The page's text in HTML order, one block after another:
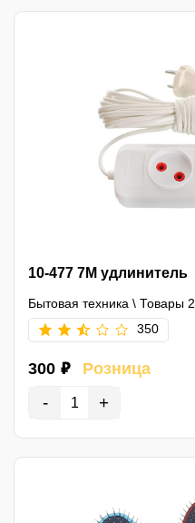
10-477 7M удлинитель
Бытовая техника \ Товары 2
350
300 ₽ Розница
- +